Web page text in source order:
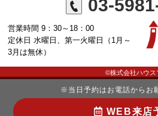
03-
営業時間 9：30～18：00
定休日 水曜日、第一火曜日（1月～
3月は無休）
©株式会社ハウス
※当日予約はお電話からお
WEB来店